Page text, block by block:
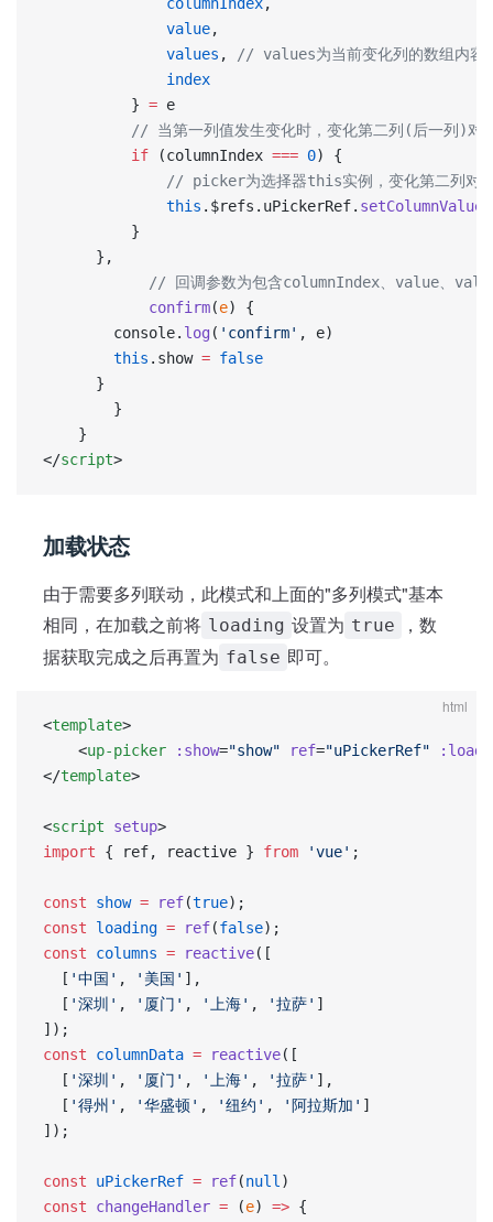
              value
,
              values
,
// values为当前变化列的数组内容
              index
          }
= e
// 当第一列值发生变化时，变化第二列(后一列)对
          if
(columnIndex === 0) {
// picker为选择器this实例，变化第二列对
              this
.$refs.uPickerRef. setColumnValues
          }
      },
// 回调参数为包含columnIndex、value、
			confirm
(e) {
        console.
log ( 'confirm' , e)
        this
.show = false
      }
		}
	}
</script>
加载状态
由于需要多列联动，此模式和上面的"多列模式"基本
相同，在加载之前将 loading 设置为 true
，数
据获取完成之后再置为 false 即可。
html
<template>
    <
up-picker :show="show" ref="uPickerRef"
</template>
<script setup>
import { ref, reactive } from 'vue' ;
const show = ref(true);
const loading = ref(false);
const columns = reactive([
  [
'中国' , '美国' ],
  [
'深圳' , '厦门' , '上海' , '拉萨' ]
]);
const columnData = reactive([
  [
'深圳' , '厦门' , '上海' , '拉萨' ],
  [
'得州' , '华盛顿' , '纽约' , '阿拉斯加' ]
]);
const uPickerRef = ref(null )
const changeHandler = (e) => {